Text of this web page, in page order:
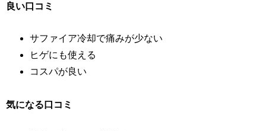
良い口コミ
サファイア冷却で痛みが少ない
ヒゲにも使える
コスパが良い
気になる口コミ